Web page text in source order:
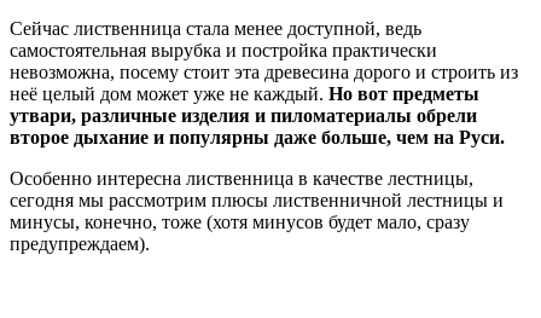
Сейчас лиственница стала менее доступной, ведь
самостоятельная вырубка и постройка практически
невозможна, посему стоит эта древесина дорого и строить из
неё целый дом может уже не каждый. Но вот предметы
утвари, различные изделия и пиломатериалы обрели
второе дыхание и популярны даже больше, чем на Руси.
Особенно интересна лиственница в качестве лестницы,
сегодня мы рассмотрим плюсы лиственничной лестницы и
минусы, конечно, тоже (хотя минусов будет мало, сразу
предупреждаем).